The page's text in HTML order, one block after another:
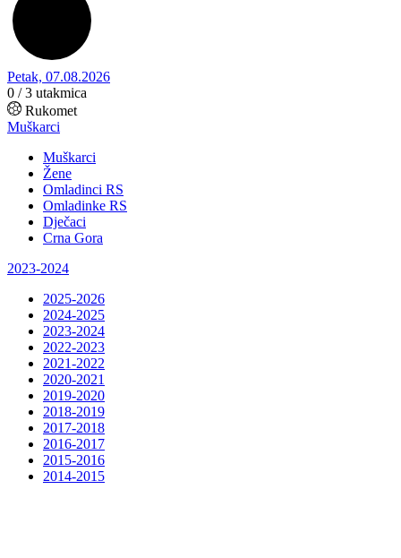
Petak, 07.08.2026
0 / 3 utakmica
Rukomet
Muškarci
Muškarci
Žene
Omladinci RS
Omladinke RS
Dječaci
Crna Gora
2023-2024
2025-2026
2024-2025
2023-2024
2022-2023
2021-2022
2020-2021
2019-2020
2018-2019
2017-2018
2016-2017
2015-2016
2014-2015